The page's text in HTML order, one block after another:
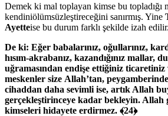
Demek ki mal toplayan kimse bu topladığı
kendiniölümsüzleştireceğini sanırmış. Yine
Ayetteise bu durum farklı şekilde izah edilir.
De ki: Eğer babalarınız, oğullarınız,
hısım-akrabanız, kazandığınız mallar,
uğramasından endişe ettiğiniz ticaretiniz
meskenler size Allah’tan,
cihaddan daha sevimli ise, artık Allah
gerçekleştirinceye kadar bekleyin. Allah
kimseleri hidayete erdirmez. ﴾24﴿